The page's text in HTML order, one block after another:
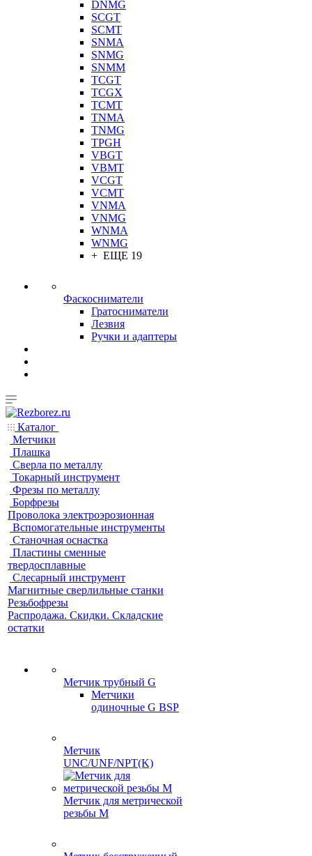
DNMG
SCGT
SCMT
SNMA
SNMG
SNMM
TCGT
TCGX
TCMT
TNMA
TNMG
TPGH
VBGT
VBMT
VCGT
VCMT
VNMA
VNMG
WNMA
WNMG
+ ЕЩЕ 19
Фаскосниматели
Гратосниматели
Лезвия
Ручки и адаптеры
Каталог
Метчики
Плашка
Сверла по металлу
Токарный инструмент
Фрезы по металлу
Борфрезы
Проволока электроэрозионная
Вспомогательные инструменты
Станочная оснастка
Пластины сменные
твердосплавные
Слесарный инструмент
Магнитные сверлильные станки
Резьбофрезы
Распродажа. Скидки. Складские
остатки
Метчик трубный G
Метчики
одиночные G BSP
Метчик
UNC/UNF/NPT(K)
Метчик для метрической
резьбы M